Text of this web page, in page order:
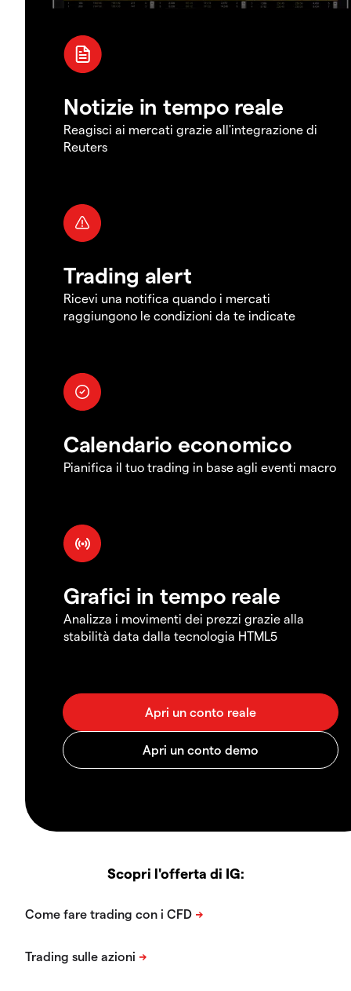
Notizie in tempo reale
Reagisci ai mercati grazie all'integrazione di
Reuters
Trading alert
Ricevi una notifica quando i mercati
raggiungono le condizioni da te indicate
Calendario economico
Pianifica il tuo trading in base agli eventi macro
Grafici in tempo reale
Analizza i movimenti dei prezzi grazie alla
stabilità data dalla tecnologia HTML5
Scopri l'offerta di IG: